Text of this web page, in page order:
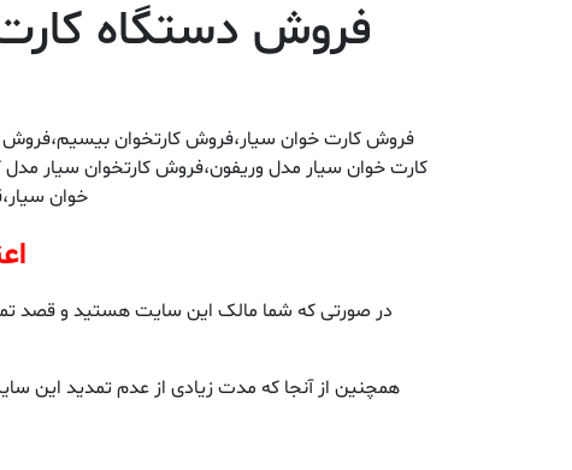
فروش دستگاه
خوان
در صورتی که شما مالک این سایت هستید و قصد
همچنین از آنجا که مدت زیادی از عدم تمدید این